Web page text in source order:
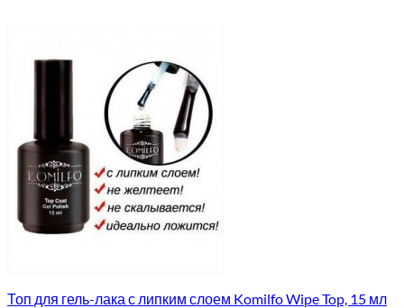
Топ для гель-лака с липким слоем Komilfo Wipe Top, 15 мл